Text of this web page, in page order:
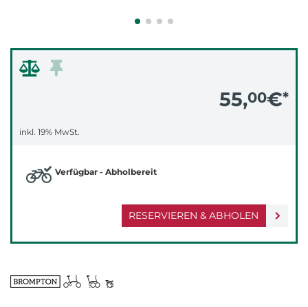
55,00€*
inkl. 19% MwSt.
RESERVIEREN & ABHOLEN
Verfügbar - Abholbereit